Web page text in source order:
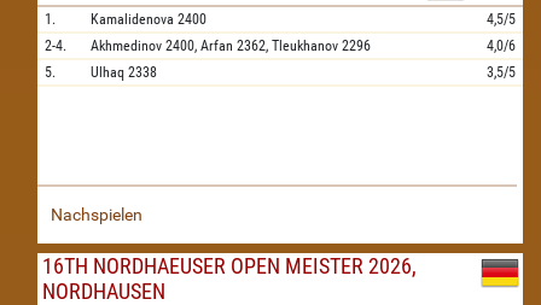
1. Kamalidenova 2400
4,5/5
2-4.
Akhmedinov 2400, Arfan 2362, Tleukhanov 2296
4,0/6
5.
Ulhaq 2338 3,5/5
Nachspielen
16TH NORDHAEUSER OPEN MEISTER 2026,
NORDHAUSEN